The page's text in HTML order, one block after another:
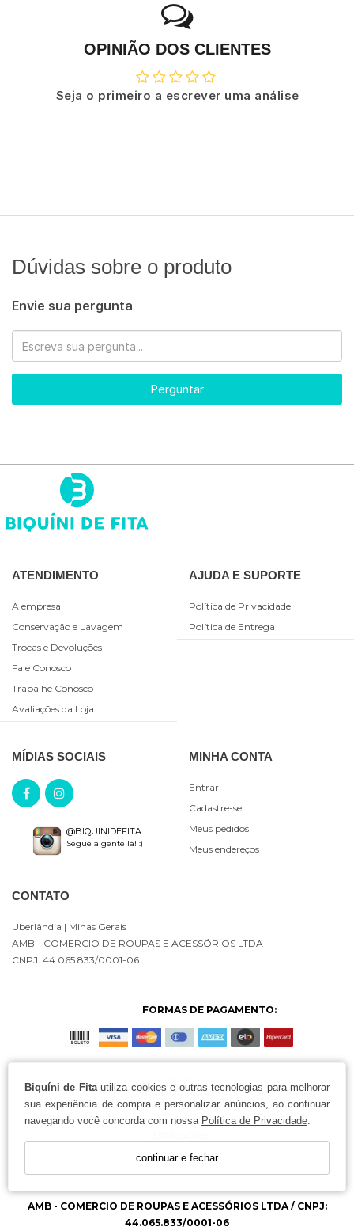
Biquíni de Fitautiliza cookies e outras tecnologias para melhorar
sua experiência de compra e personalizar anúncios, ao continuar
navegando você concorda com nossa Política de Privacidade
continuar e fechar
OPINIÃO DOS CLIENTES
Seja o primeiro a escrever uma análise
Dúvidas sobre o produto
Envie sua pergunta
Perguntar
ATENDIMENTO
A empresa
Conservação e Lavagem
Trocas e Devoluções
Fale Conosco
Trabalhe Conosco
Avaliações da Loja
AJUDA E SUPORTE
Política de Privacidade
Política de Entrega
MÍDIAS SOCIAIS
@BIQUINIDEFITA
Segue a gente lá! :)
MINHA CONTA
Entrar
Cadastre-se
Meus pedidos
Meus endereços
CONTATO
Uberlândia | Minas Gerais
AMB - COMERCIO DE ROUPAS E ACESSÓRIOS LTDA
CNPJ: 44.065.833/0001-06
FORMAS DE PAGAMENTO:
AMB - COMERCIO DE ROUPAS E ACESSÓRIOS LTDA / CNPJ:
44.065.833/0001-06